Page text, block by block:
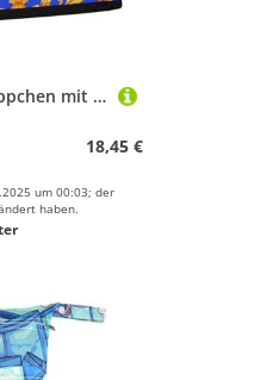
WDdZzyy Federmäppchen mit Blumendesign, großes Fassungsvermögen, großes Fassungsvermögen, Organizer-Box für Jungen, Schulbedarf, Blau / Gold
18,45 €
um 00:03; der
haben.